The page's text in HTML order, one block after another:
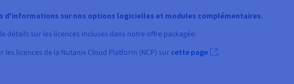
d'informations sur nos options logicielles et modules complémentaires.
détails sur les licences incluses dans notre offre packagée.
licences de la Nutanix Cloud Platform (NCP) sur cette page .